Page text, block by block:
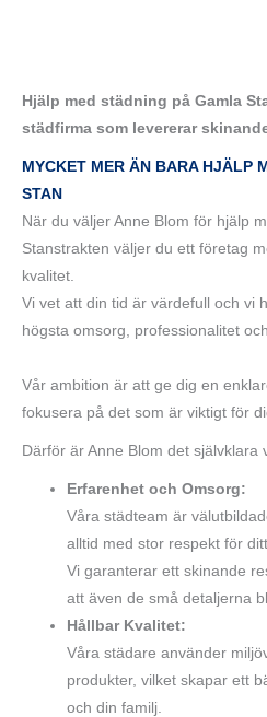
Hjälp med städning på Gamla
städfirma som levererar
MYCKET MER ÄN BARA HJÄLP
STAN
När du väljer Anne Blom för hjälp
Stanstrakten väljer du ett företag
kvalitet.
Vi vet att din tid är värdefull och vi
högsta omsorg, professionalitet
Vår ambition är att ge dig en
fokusera på det som är viktigt för
Därför är Anne Blom det självklara
Erfarenhet och Omsorg:
Våra städteam är
alltid med stor respekt för
Vi garanterar ett skinande
att även de små detaljerna
Hållbar Kvalitet:
Våra städare använder
produkter, vilket skapar ett
och din familj.